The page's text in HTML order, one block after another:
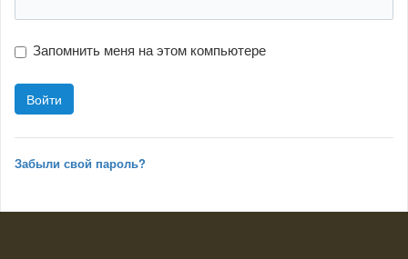
Запомнить меня на этом компьютере
Забыли свой пароль?